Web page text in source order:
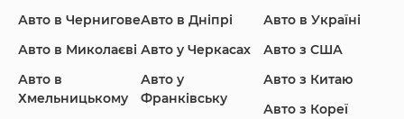
Infiniti Jaguar Jeep
Авто в Чернигове
Авто в Миколаєві
Авто в
Хмельницькому
Авто в Дніпрі
Авто у Черкасах
Авто у
Франківську
Авто в Україні
Авто з США
Авто з Китаю
Авто з Кореї